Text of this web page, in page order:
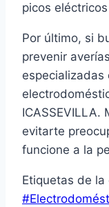
picos
Por último, si
prevenir
especializadas
ICASSEVILLA.
evitarte
funcione a la
Etiquetas de la
#